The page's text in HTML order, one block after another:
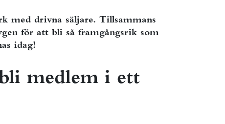
med drivna säljare. Tillsammans
för att bli så framgångsrik som
idag!
medlem i ett